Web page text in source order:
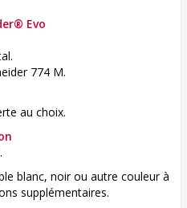
Evo
774 M.
au choix.
.
blanc, noir ou autre couleur à
supplémentaires.